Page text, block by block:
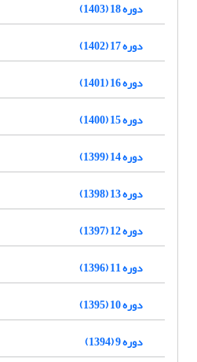
دوره 18 (1403)
دوره 17 (1402)
دوره 16 (1401)
دوره 15 (1400)
دوره 14 (1399)
دوره 13 (1398)
دوره 12 (1397)
دوره 11 (1396)
دوره 10 (1395)
دوره 9 (1394)